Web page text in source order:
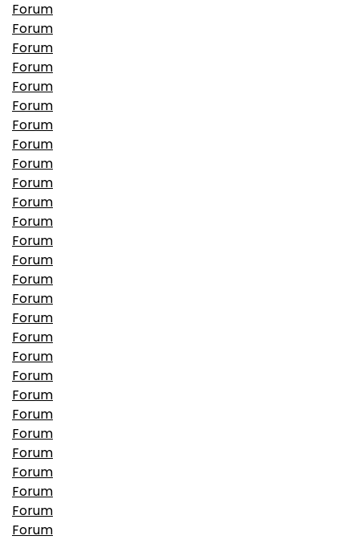
Forum
Forum
Forum
Forum
Forum
Forum
Forum
Forum
Forum
Forum
Forum
Forum
Forum
Forum
Forum
Forum
Forum
Forum
Forum
Forum
Forum
Forum
Forum
Forum
Forum
Forum
Forum
Forum